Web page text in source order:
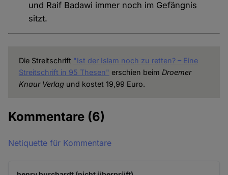
und Raif Badawi immer noch im Gefängnis
sitzt.
Die Streitschrift "Ist der Islam noch zu retten? – Eine
Streitschrift in 95 Thesen" erschien beim Droemer
Knaur Verlagund kostet 19,99 Euro.
Kommentare (6)
Netiquette für Kommentare